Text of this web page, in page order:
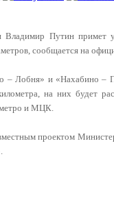
Путин примет
сообщается на
Лобня» и «Нахабино –
на них будет
метро и МЦК.
проектом